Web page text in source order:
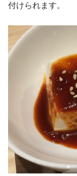
付けられます。